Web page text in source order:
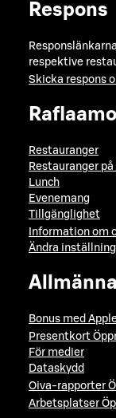
Respons
respektive
Skicka respons
Restauranger
Restauranger
Lunch
Evenemang
Tillgänglighet
Information om
Ändra
Bonus med
Presentkort
För medier
Dataskydd
Oiva-rapporter
Arbetsplatser